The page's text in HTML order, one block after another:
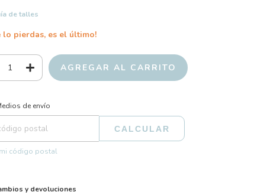
de talles
lo pierdas, es el último!
para el CP:
de envío
CALCULAR
código postal
y devoluciones